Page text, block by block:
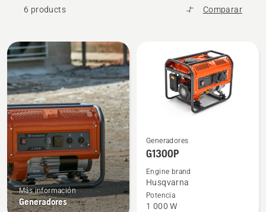
garantizar un funcionamiento continuo y
6 products Comparar
All
products
Más información
Generadores
Ver
más
sobre
G1300P
Generadores
G1300P
Engine brand
Husqvarna
Potencia
1 000 W